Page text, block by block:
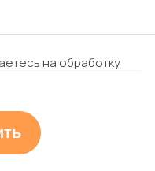
на обработку